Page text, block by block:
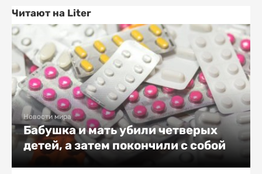
Читают на Liter
Новости мира
Бабушка и мать убили четверых
детей, а затем покончили с собой